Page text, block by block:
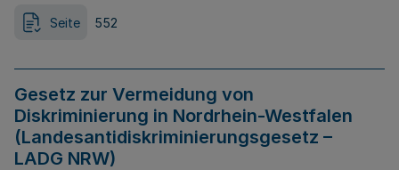
Seite 552
Gesetz zur Vermeidung von
Diskriminierung in Nordrhein-Westfalen
(Landesantidiskriminierungsgesetz –
LADG NRW)